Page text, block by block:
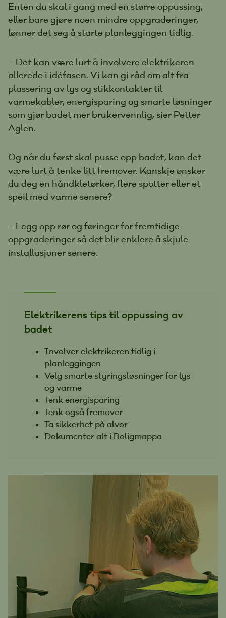
Enten du skal i gang med en større oppussing,
eller bare gjøre noen mindre oppgraderinger,
lønner det seg å starte planleggingen tidlig.
– Det kan være lurt å involvere elektrikeren
allerede i idéfasen. Vi kan gi råd om alt fra
plassering av lys og stikkontakter til
varmekabler, energisparing og smarte løsninger
som gjør badet mer brukervennlig, sier Petter
Aglen.
Og når du først skal pusse opp badet, kan det
være lurt å tenke litt fremover. Kanskje ønsker
du deg en håndkletørker, flere spotter eller et
speil med varme senere?
– Legg opp rør og føringer for fremtidige
oppgraderinger så det blir enklere å skjule
installasjoner senere.
Elektrikerens tips til oppussing av
badet
Involver elektrikeren tidlig i
planleggingen
Velg smarte styringsløsninger for lys
og varme
Tenk energisparing
Tenk også fremover
Ta sikkerhet på alvor
Dokumenter alt i Boligmappa